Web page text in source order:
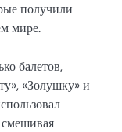
получили
мире.
балетов,
«Золушку» и